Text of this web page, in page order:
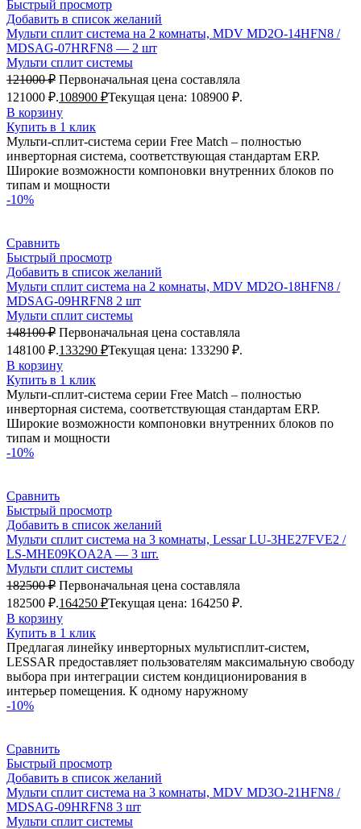
Быстрый просмотр
Добавить в список желаний
Мульти сплит система на 2 комнаты, MDV MD2O-14HFN8 /
MDSAG-07HRFN8 — 2 шт
Мульти сплит системы
121000₽ Первоначальная цена составляла
121000 ₽.108900 ₽Текущая цена: 108900 ₽.
В корзину
Купить в 1 клик
Мульти-сплит-система серии Free Match – полностью
инверторная система, соответствующая стандартам ERP.
Широкие возможности компоновки внутренних блоков по
типам и мощности
-10%
Сравнить
Быстрый просмотр
Добавить в список желаний
Мульти сплит система на 2 комнаты, MDV MD2O-18HFN8 /
MDSAG-09HRFN8 2 шт
Мульти сплит системы
148100₽ Первоначальная цена составляла
148100 ₽.133290 ₽Текущая цена: 133290 ₽.
В корзину
Купить в 1 клик
Мульти-сплит-система серии Free Match – полностью
инверторная система, соответствующая стандартам ERP.
Широкие возможности компоновки внутренних блоков по
типам и мощности
-10%
Сравнить
Быстрый просмотр
Добавить в список желаний
Мульти сплит система на 3 комнаты, Lessar LU-3HE27FVE2 /
LS-MHE09KOA2A — 3 шт.
Мульти сплит системы
182500₽ Первоначальная цена составляла
182500 ₽.164250 ₽Текущая цена: 164250 ₽.
В корзину
Купить в 1 клик
Предлагая линейку инверторных мультисплит-систем,
LESSAR предоставляет пользователям максимальную свободу
выбора при интеграции систем кондиционирования в
интерьер помещения. К одному наружному
-10%
Сравнить
Быстрый просмотр
Добавить в список желаний
Мульти сплит система на 3 комнаты, MDV MD3O-21HFN8 /
MDSAG-09HRFN8 3 шт
Мульти сплит системы